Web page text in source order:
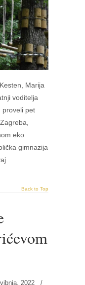
Marija
voditelja
proveli pet
eko
gimnazija
Back to Top
2022 /